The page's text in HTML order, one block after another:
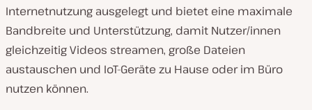
Internetnutzung ausgelegt und bietet eine maximale
Bandbreite und Unterstützung, damit Nutzer/innen
gleichzeitig Videos streamen, große Dateien
austauschen und IoT-Geräte zu Hause oder im Büro
nutzen können.